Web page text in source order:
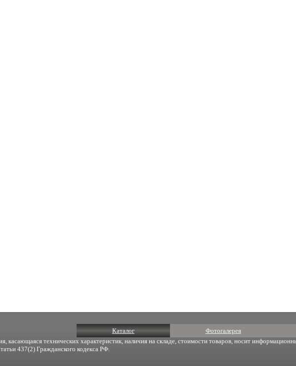
Каталог Фотогалерея
касающаяся технических характеристик, наличия на складе, стоимости товаров, носит
437(2) Гражданского кодекса РФ.